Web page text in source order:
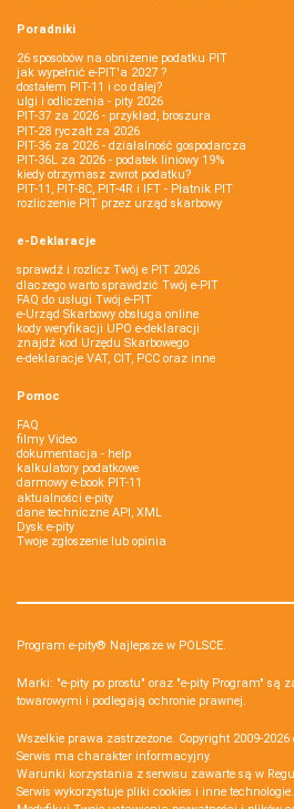
Poradniki
26 sposobów na obniżenie podatku PIT
jak wypełnić e-PIT'a 2027 ?
dostałem PIT-11 i co dalej?
ulgi i odliczenia - pity 2026
PIT-37 za 2026 - przykład, broszura
PIT-28 ryczałt za 2026
PIT-36 za 2026 - działalność gospodarcza
PIT-36L za 2026 - podatek liniowy 19%
kiedy otrzymasz zwrot podatku?
PIT-11, PIT-8C, PIT-4R i IFT - Płatnik PIT
rozliczenie PIT przez urząd skarbowy
e-Deklaracje
sprawdź i rozlicz Twój e PIT 2026
dlaczego warto sprawdzić Twój e-PIT
FAQ do usługi Twój e-PIT
e-Urząd Skarbowy obsługa online
kody weryfikacji UPO e-deklaracji
znajdź kod Urzędu Skarbowego
e-deklaracje VAT, CIT, PCC oraz inne
Pomoc
FAQ
filmy Video
dokumentacja - help
kalkulatory podatkowe
darmowy e-book PIT-11
aktualności e-pity
dane techniczne API, XML
Dysk e-pity
Twoje zgłoszenie lub opinia
Program e-pity® Najlepsze w POLSCE.
Marki: "e-pity po prostu" oraz "e-pity Program" są
towarowymi i podlegają ochronie prawnej.
Wszelkie prawa zastrzeżone. Copyright 2009-2026
Serwis ma charakter informacyjny.
Warunki korzystania z serwisu zawarte są w
Serwis wykorzystuje pliki cookies i inne technologie.